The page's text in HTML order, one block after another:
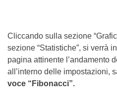
Cliccando sulla sezione
sezione “Statistiche”, si verrà
pagina attinente l’andamento
all’interno delle impostazioni,
voce “Fibonacci”.